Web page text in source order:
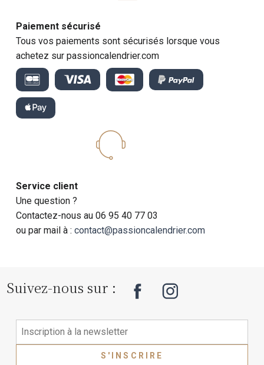
Paiement sécurisé
Tous vos paiements sont sécurisés lorsque vous
achetez sur passioncalendrier.com
Service client
Une question ?
Contactez-nous au 06 95 40 77 03
ou par mail à :contact@passioncalendrier.com
Suivez-nous sur :
S'INSCRIRE